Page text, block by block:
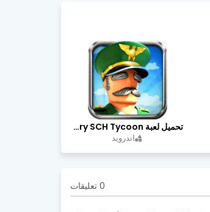
تحميل لعبة Idle Military SCH Tycoon مهكرة آخر إصدار
اندرويد
0 تعليقات